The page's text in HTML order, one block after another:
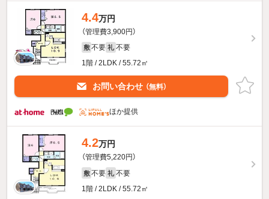
4.4万円
（管理費3,900円）
敷 不要 礼 不要
1階 / 2LDK / 55.72㎡
お問い合わせ （無料）
ほか提供
4.2万円
（管理費5,220円）
敷 不要 礼 不要
1階 / 2LDK / 55.72㎡